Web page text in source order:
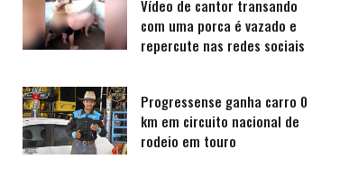
Vídeo de cantor transando
com uma porca é vazado e
repercute nas redes sociais
Progressense ganha carro 0
km em circuito nacional de
rodeio em touro